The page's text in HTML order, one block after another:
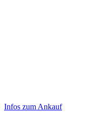
Sidebar
Infos zum Ankauf